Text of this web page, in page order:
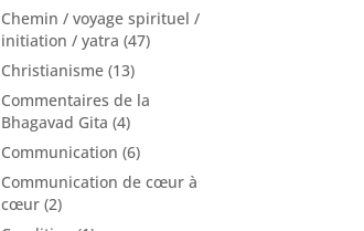
Chemin / voyage spirituel /
initiation / yatra (47)
Christianisme (13)
Commentaires de la
Bhagavad Gita (4)
Communication (6)
Communication de cœur à
cœur (2)